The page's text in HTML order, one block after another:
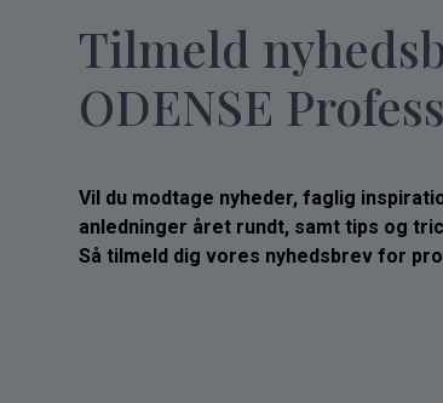
Tilmeld
ODENSE
Vil du modtage nyheder, faglig
anledninger året rundt, samt tips og
Så tilmeld dig vores nyhedsbrev for